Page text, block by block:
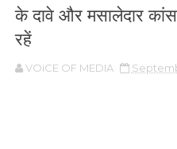
के दावे और मसालेदार
रहें
VOiCE OF MEDIA